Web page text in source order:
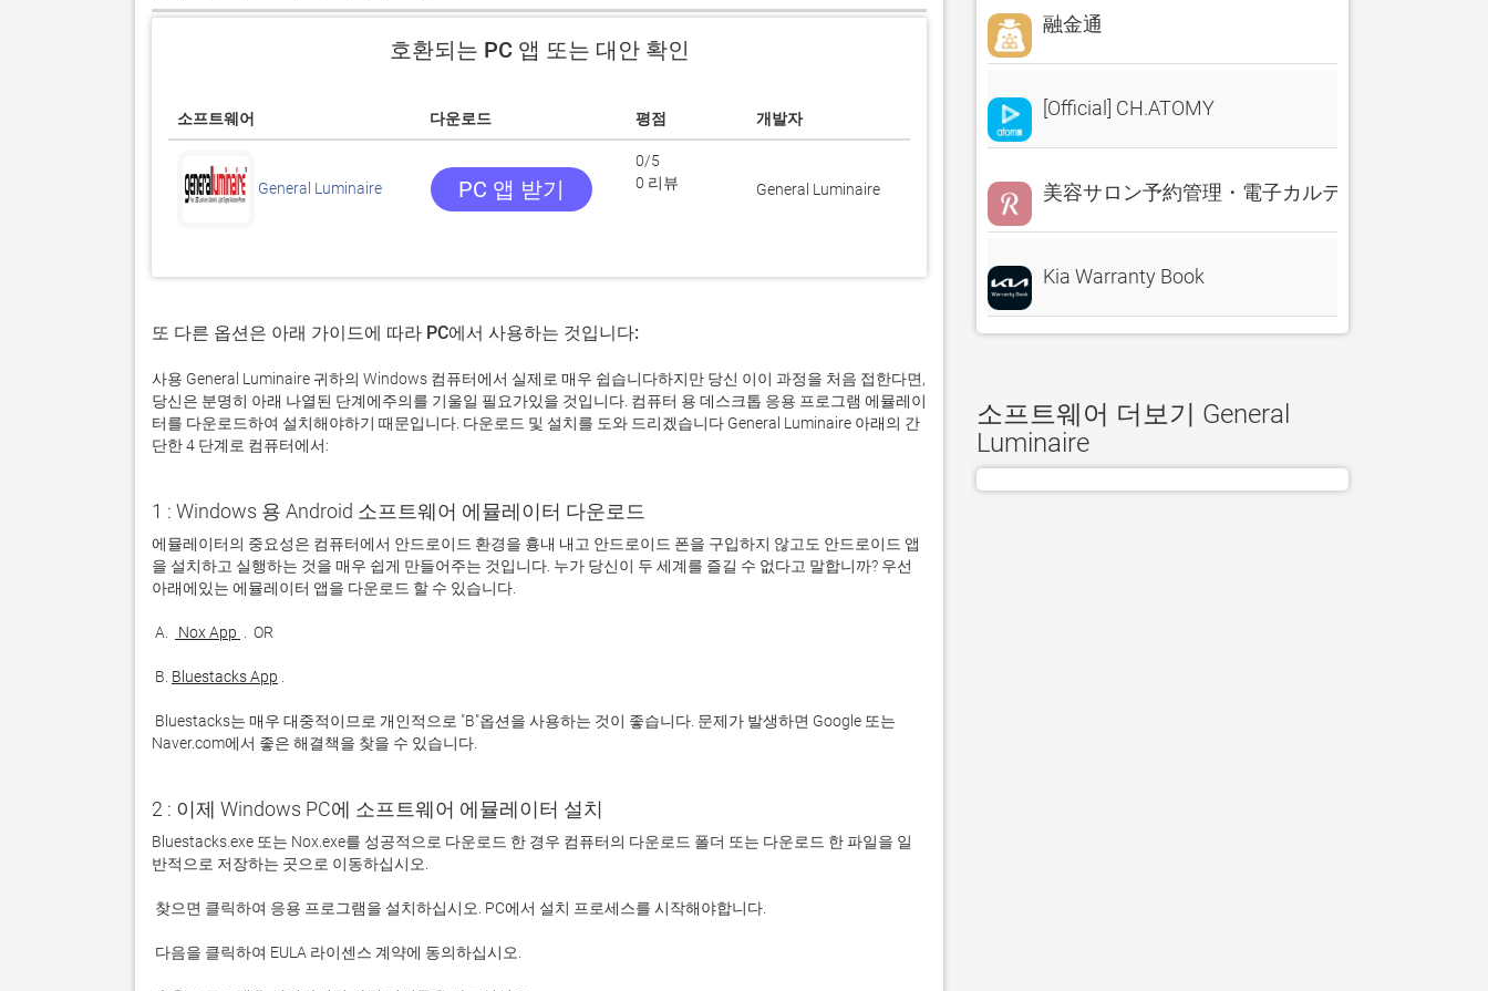
호환되는 PC 앱 또는 대안 확인
소프트웨어 다운로드 평점 개발자
General Luminaire PC 앱 받기
0/5
0 리뷰
General Luminaire
또 다른 옵션은 아래 가이드에 따라 PC에서 사용하는 것입니다:
사용 General Luminaire 귀하의 Windows 컴퓨터에서 실제로 매우 쉽습니다하지만 당신 이이 과정을 처음 접한다면,
당신은 분명히 아래 나열된 단계에주의를 기울일 필요가있을 것입니다. 컴퓨터 용 데스크톱 응용 프로그램 에뮬레이
터를 다운로드하여 설치해야하기 때문입니다. 다운로드 및 설치를 도와 드리겠습니다 General Luminaire 아래의 간
단한 4 단계로 컴퓨터에서:
1 : Windows 용 Android 소프트웨어 에뮬레이터 다운로드
에뮬레이터의 중요성은 컴퓨터에서 안드로이드 환경을 흉내 내고 안드로이드 폰을 구입하지 않고도 안드로이드 앱
을 설치하고 실행하는 것을 매우 쉽게 만들어주는 것입니다. 누가 당신이 두 세계를 즐길 수 없다고 말합니까? 우선
A. Nox App
B. Bluestacks App
Naver.com에서 좋은 해결책을 찾을 수 있습니다.
2 : 이제 Windows PC에 소프트웨어 에뮬레이터 설치
Bluestacks.exe 또는 Nox.exe를 성공적으로 다운로드 한 경우 컴퓨터의 다운로드 폴더 또는 다운로드 한 파일을 일
融金通
[Official] CH.ATOMY
美容サロン予約管理・電子カルテ・売上分析
Kia Warranty Book
소프트웨어 더보기 General
Luminaire